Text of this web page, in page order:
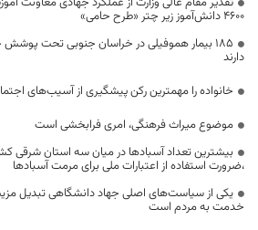
۴۶۰۰ دانش‌آموز زیر چتر «طرح حامی»
۱۸۵ بیمار هموفیلی در خراسان جنوبی تحت
دارند
خانواده را مهمترین رکن پیشگیری از آسیب‌های
موضوع میراث فرهنگی، امری فرابخشی است
بیشترین تعداد آسبادها در میان سه استان شرقی
،ضرورت استفاده از اعتبارات ملی برای مرمت آسبادها
یکی از سیاست‌های اصلی جهاد دانشگاهی تبدیل
خدمت به مردم است